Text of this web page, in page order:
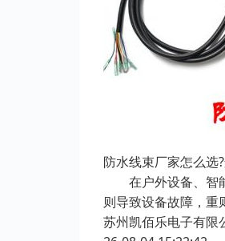
防水线束厂家怎么选
在户外设备、智能
则导致设备故障，
苏州凯佰乐电子有限